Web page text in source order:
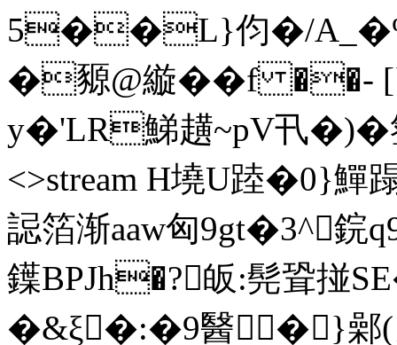
5��L}伨�/
�豲@縼��f ��-
y�'LR鮷趪~pV卂�)�簦
<>stream H墝U踛�0}鱓
誋箔渐aaw匈9gt�3^鋎
鐷BPJh�?皈:髡聓
�&ξ�:�9醫�}鄵(